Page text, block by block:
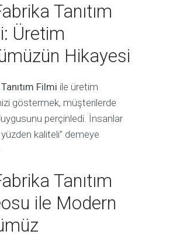
Tanıtım
Üretim
Hikayesi
Filmi ile üretim
göstermek, müşterilerde
perçinledi. İnsanlar
kaliteli” demeye
Tanıtım
ile Modern